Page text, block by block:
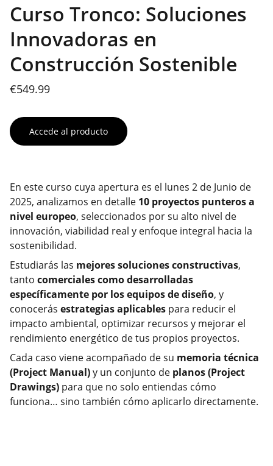
Curso Tronco: Soluciones
Innovadoras en
Construcción Sostenible
€549.99
Accede al producto
En este curso cuya apertura es el lunes 2 de Junio de
2025, analizamos en detalle 10 proyectos punteros a
nivel europeo, seleccionados por su alto nivel de
innovación, viabilidad real y enfoque integral hacia la
sostenibilidad.
Estudiarás las mejores soluciones constructivas,
tanto comerciales como desarrolladas
específicamente por los equipos de diseño, y
conocerás estrategias aplicables para reducir el
impacto ambiental, optimizar recursos y mejorar el
rendimiento energético de tus propios proyectos.
Cada caso viene acompañado de su memoria técnica
(Project Manual)y un conjunto de planos (Project
Drawings) para que no solo entiendas cómo
funciona… sino también cómo aplicarlo directamente.